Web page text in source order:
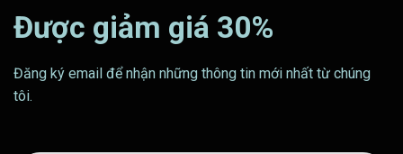
Được giảm giá 30%
Đăng ký email để nhận những thông tin mới nhất từ chúng
tôi.